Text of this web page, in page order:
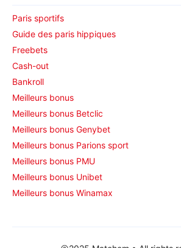
Paris sportifs
Guide des paris hippiques
Freebets
Cash-out
Bankroll
Meilleurs bonus
Meilleurs bonus Betclic
Meilleurs bonus Genybet
Meilleurs bonus Parions sport
Meilleurs bonus PMU
Meilleurs bonus Unibet
Meilleurs bonus Winamax